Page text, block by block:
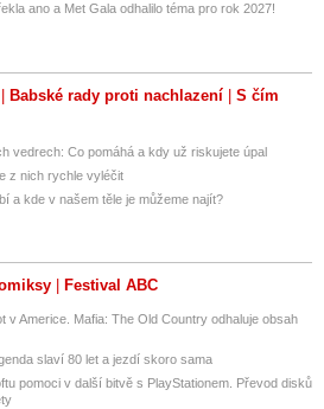
ano a Met Gala odhalilo téma pro rok 2027!
Babské rady proti nachlazení
S čím
vedrech: Co pomáhá a kdy už riskujete úpal
z nich rychle vyléčit
a kde v našem těle je můžeme najít?
Festival ABC
v Americe. Mafia: The Old Country odhaluje obsah
slaví 80 let a jezdí skoro sama
pomoci v další bitvě s PlayStationem. Převod disků